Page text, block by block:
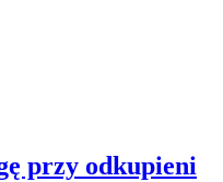
przy odkupieni